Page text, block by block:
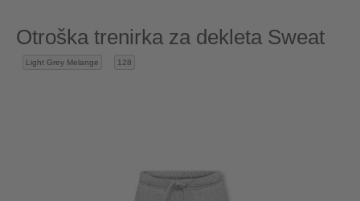
Otroška trenirka za dekleta Sweat
Light Grey Melange 128